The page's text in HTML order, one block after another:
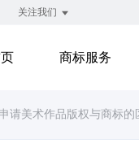
关注我们
商标服务
请美术作品版权与商标的